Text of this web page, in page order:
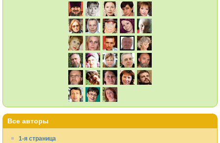
Все авторы
1-я страница